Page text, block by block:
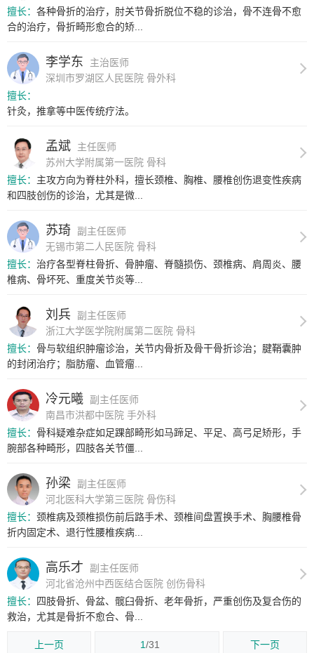
擅长： 各种骨折的治疗，肘关节骨折脱位不稳的诊治，骨不连骨不愈
合的治疗，骨折畸形愈合的矫...
李学东
主治医师
深圳市罗湖区人民医院 骨外科
擅长：
针灸，推拿等中医传统疗法。
孟斌
主任医师
苏州大学附属第一医院 骨科
擅长： 主攻方向为脊柱外科，擅长颈椎、胸椎、腰椎创伤退变性疾病
和四肢创伤的诊治，尤其是微...
苏琦
副主任医师
无锡市第二人民医院 骨科
擅长： 治疗各型脊柱骨折、骨肿瘤、脊髓损伤、颈椎病、肩周炎、腰
椎病、骨坏死、重度关节炎等...
刘兵
副主任医师
浙江大学医学院附属第二医院 骨科
擅长： 骨与软组织肿瘤诊治，关节内骨折及骨干骨折诊治；腱鞘囊肿
的封闭治疗；脂肪瘤、血管瘤...
冷元曦
副主任医师
南昌市洪都中医院 手外科
擅长： 骨科疑难杂症如足踝部畸形如马蹄足、平足、高弓足矫形，手
腕部各种畸形，四肢各关节僵...
孙梁
副主任医师
河北医科大学第三医院 骨伤科
擅长： 颈椎病及颈椎损伤前后路手术、颈椎间盘置换手术、胸腰椎骨
折内固定术、退行性腰椎疾病...
高乐才
副主任医师
河北省沧州中西医结合医院 创伤骨科
擅长：
四肢骨折、骨盆、髋臼骨折、老年骨折，严重创伤及复合伤的
救治，尤其是骨折不愈合、骨...
上一页 1/31 下一页